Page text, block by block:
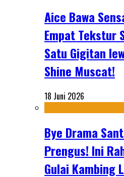
Aice Bawa
Empat Tekstur
Satu Gigitan
Shine Muscat!
18 Juni 2026
Bye Drama
Prengus! Ini
Gulai Kambing